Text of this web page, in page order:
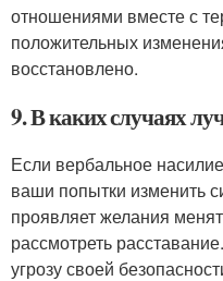
отношениями вместе с
положительных
восстановлено.
9. В каких случаях
Если вербальное
ваши попытки изменить
проявляет желания
рассмотреть
угрозу своей